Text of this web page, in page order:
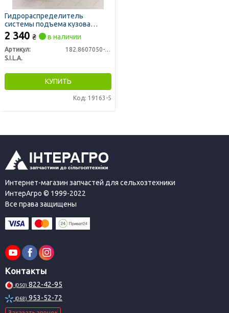
Гидрораспределитель
системы подъема кузова
КАМАЗ (пр-во S.I.L.A. AC)
2 340 ₴ в наличии
Артикул:
182.8607050-01
S.I.L.A.
КУПИТЬ
Код: 19163-5
Интернет-магазин запчастей для сельхозтехники
ИнтерАгро © 1999-2022
Все права защищены
Контакты
(050) 822-42-95
(068) 953-52-72